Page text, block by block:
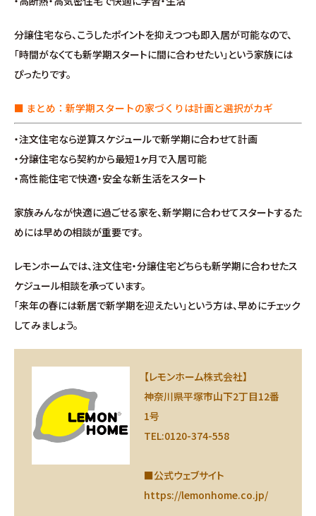
中古物件買取サイト
∟レモンホームの取り組み
∟スタッフ紹介
お問い合わせ
∟資料請求
∟来場予約
分譲住宅なら、こうしたポイントを抑えつつも即入居が可能なので、
「時間がなくても新学期スタートに間に合わせたい」という家族には
ぴったりです。
■ まとめ：新学期スタートの家づくりは計画と選択がカギ
・注文住宅なら逆算スケジュールで新学期に合わせて計画
・分譲住宅なら契約から最短1ヶ月で入居可能
・高性能住宅で快適・安全な新生活をスタート
家族みんなが快適に過ごせる家を、新学期に合わせてスタートするた
めには早めの相談が重要です。
レモンホームでは、注文住宅・分譲住宅どちらも新学期に合わせたス
ケジュール相談を承っています。
「来年の春には新居で新学期を迎えたい」という方は、早めにチェック
してみましょう。
【レモンホーム株式会社】
神奈川県平塚市山下2丁目12番
1号
TEL:0120-374-558
■公式ウェブサイト
https://lemonhome.co.jp/